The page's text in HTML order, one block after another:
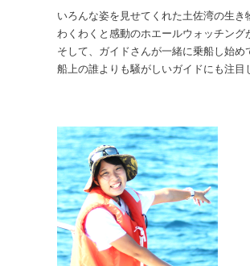
いろんな姿を見せてくれた土佐湾の生
わくわくと感動のホエールウォッチング
そして、ガイドさんが一緒に乗船し始
船上の誰よりも騒がしいガイドにも注目